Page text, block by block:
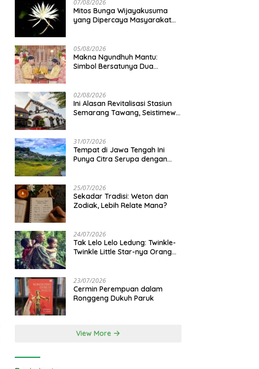
07/08/2026
Mitos Bunga Wijayakusuma
yang Dipercaya Masyarakat
05/08/2026
Makna Ngundhuh Mantu:
Simbol Bersatunya Dua
02/08/2026
Ini Alasan Revitalisasi Stasiun
Semarang Tawang, Seistimewa
31/07/2026
Tempat di Jawa Tengah Ini
Punya Citra Serupa dengan
25/07/2026
Sekadar Tradisi: Weton dan
Zodiak, Lebih Relate Mana?
24/07/2026
Tak Lelo Lelo Ledung: Twinkle-
Twinkle Little Star-nya Orang
23/07/2026
Cermin Perempuan dalam
Ronggeng Dukuh Paruk
View More